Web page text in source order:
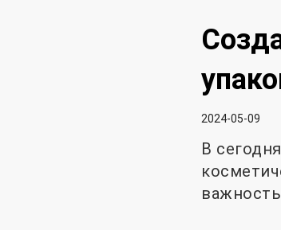
2024-05-09
В